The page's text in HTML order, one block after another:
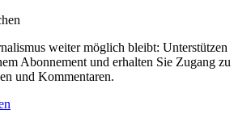
weiter möglich bleibt: Unterstützen
Abonnement und erhalten Sie Zugang zu
und Kommentaren.